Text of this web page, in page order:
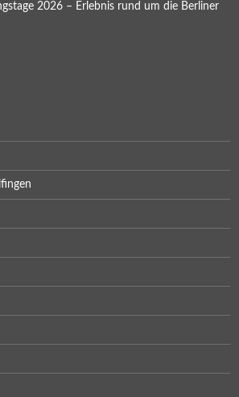
2026 – Erlebnis rund um die Berliner